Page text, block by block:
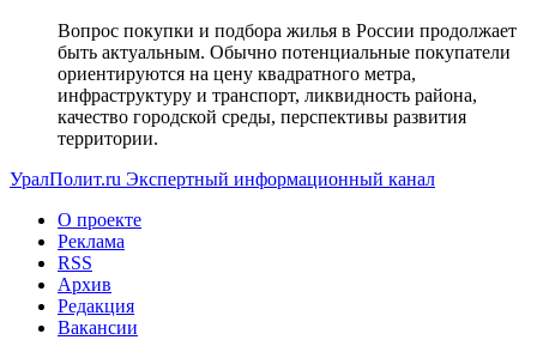
Вопрос покупки и подбора жилья в России продолжает
быть актуальным. Обычно потенциальные покупатели
ориентируются на цену квадратного метра,
инфраструктуру и транспорт, ликвидность района,
качество городской среды, перспективы развития
территории.
УралПолит.ru Экспертный информационный канал
О проекте
Реклама
RSS
Архив
Редакция
Вакансии